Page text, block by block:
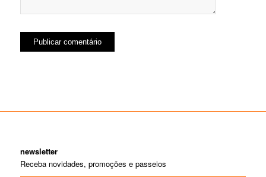
newsletter
Receba novidades, promoções e passeios